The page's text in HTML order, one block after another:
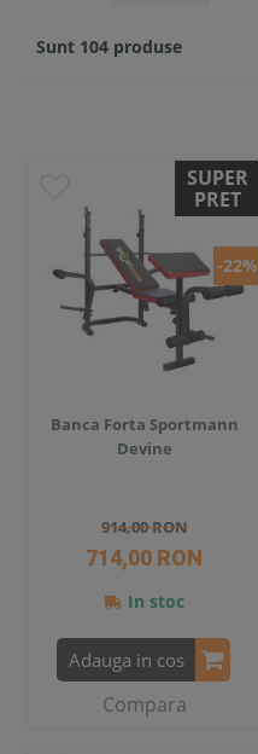
Sunt 104 produse
SUPER
PRET
-22%
Banca Forta Sportmann
Devine
914,00 RON
714,00 RON
In stoc
Adauga in cos
Compara